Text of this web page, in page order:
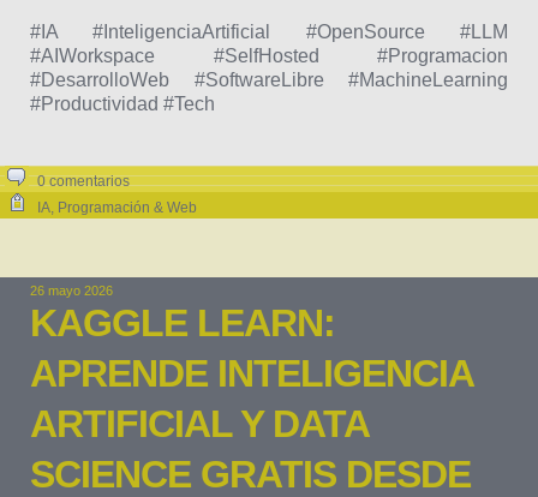
#IA #InteligenciaArtificial #OpenSource #LLM
#AIWorkspace #SelfHosted #Programacion
#DesarrolloWeb #SoftwareLibre #MachineLearning
#Productividad #Tech
0 comentarios
IA, Programación & Web
26 mayo 2026
KAGGLE LEARN:
APRENDE INTELIGENCIA
ARTIFICIAL Y DATA
SCIENCE GRATIS DESDE